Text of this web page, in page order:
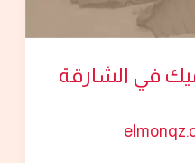
في الشارقة